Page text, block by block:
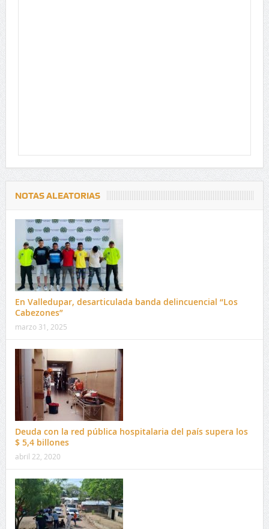
NOTAS ALEATORIAS
En Valledupar, desarticulada banda delincuencial “Los
Cabezones”
marzo 31, 2025
Deuda con la red pública hospitalaria del país supera los
$ 5,4 billones
abril 22, 2020